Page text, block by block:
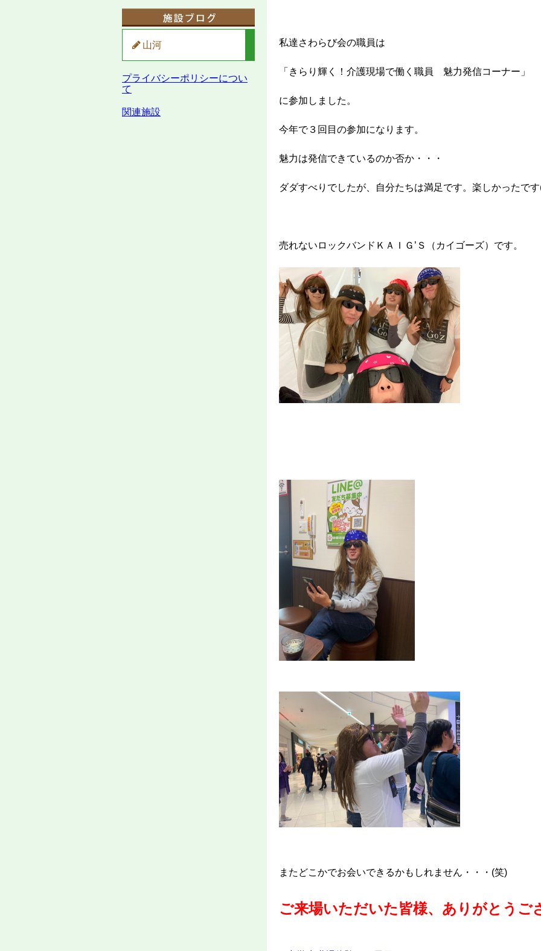
私達さわらび会の職員は
「きらり輝く！介護現場で働く職員 魅力発信コーナー」
に参加しました。
今年で３回目の参加になります。
魅力は発信できているのか否か・・・
ダダすべりでしたが、自分たちは満足です。楽しかったで
売れないロックバンドＫＡＩＧ’Ｓ（カイゴーズ）です。
またどこかでお会いできるかもしれません・・・(笑)
ご来場いただいた皆様、ありがとうご
山河
プライバシーポリシーについ
て
関連施設